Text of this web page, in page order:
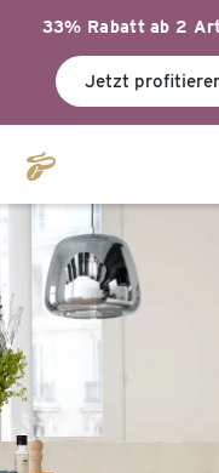
33% Rabatt ab 2
Jetzt